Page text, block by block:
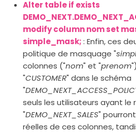
Alter table if exists
modify column nom set
simple_mask;: Enfin, ces
politique de masquage "
colonnes ("nom" et "prenom
"CUSTOMER" dans le schéma
"
seuls les utilisateurs ayant le
"DEMO_NEXT_SALES"
réelles de ces colonnes,